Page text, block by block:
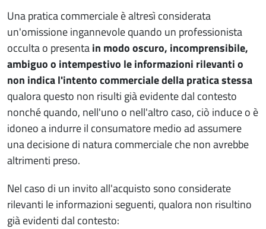
Una pratica commerciale è altresì considerata
un'omissione ingannevole quando un professionista
occulta o presentain modo oscuro, incomprensibile,
ambiguo o intempestivo le informazioni rilevanti o
non indica l'intento commerciale della pratica stessa
qualora questo non risulti già evidente dal contesto
nonché quando, nell'uno o nell'altro caso, ciò induce o è
idoneo a indurre il consumatore medio ad assumere
una decisione di natura commerciale che non avrebbe
altrimenti preso.
Nel caso di un invito all'acquisto sono considerate
rilevanti le informazioni seguenti, qualora non risultino
già evidenti dal contesto: